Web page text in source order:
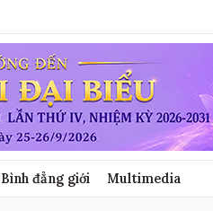
Bình đẳng giới Multimedia